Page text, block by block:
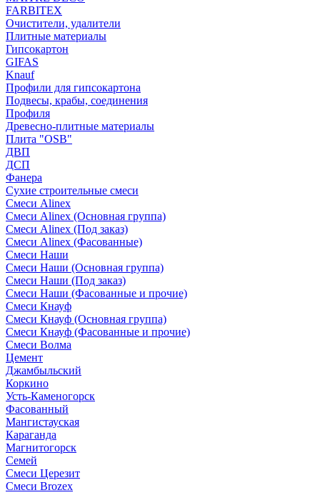
FARBITEX
Очистители, удалители
Плитные материалы
Гипсокартон
GIFAS
Knauf
Профили для гипсокартона
Подвесы, крабы, соединения
Профиля
Древесно-плитные материалы
Плита "OSB"
ДВП
ДСП
Фанера
Сухие строительные смеси
Смеси Alinex
Смеси Alinex (Основная группа)
Смеси Alinex (Под заказ)
Смеси Alinex (Фасованные)
Смеси Наши
Смеси Наши (Основная группа)
Смеси Наши (Под заказ)
Смеси Наши (Фасованные и прочие)
Смеси Кнауф
Смеси Кнауф (Основная группа)
Смеси Кнауф (Фасованные и прочие)
Смеси Волма
Цемент
Джамбыльский
Коркино
Усть-Каменогорск
Фасованный
Мангистауская
Караганда
Магнитогорск
Семей
Смеси Церезит
Смеси Brozex